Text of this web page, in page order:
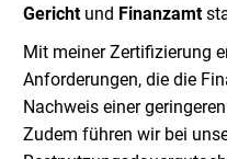
Gerichtund Finanzamt
Mit meiner Zertifizierung
Anforderungen, die die
Nachweis einer
Zudem führen wir bei